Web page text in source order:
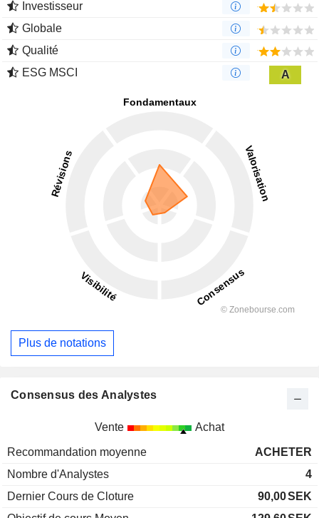
Investisseur
Globale
Qualité
ESG MSCI
A
Plus de notations
Consensus des Analystes
Vente Achat
Recommandation moyenne
ACHETER
Nombre d'Analystes
4
Dernier Cours de Cloture
90,00SEK